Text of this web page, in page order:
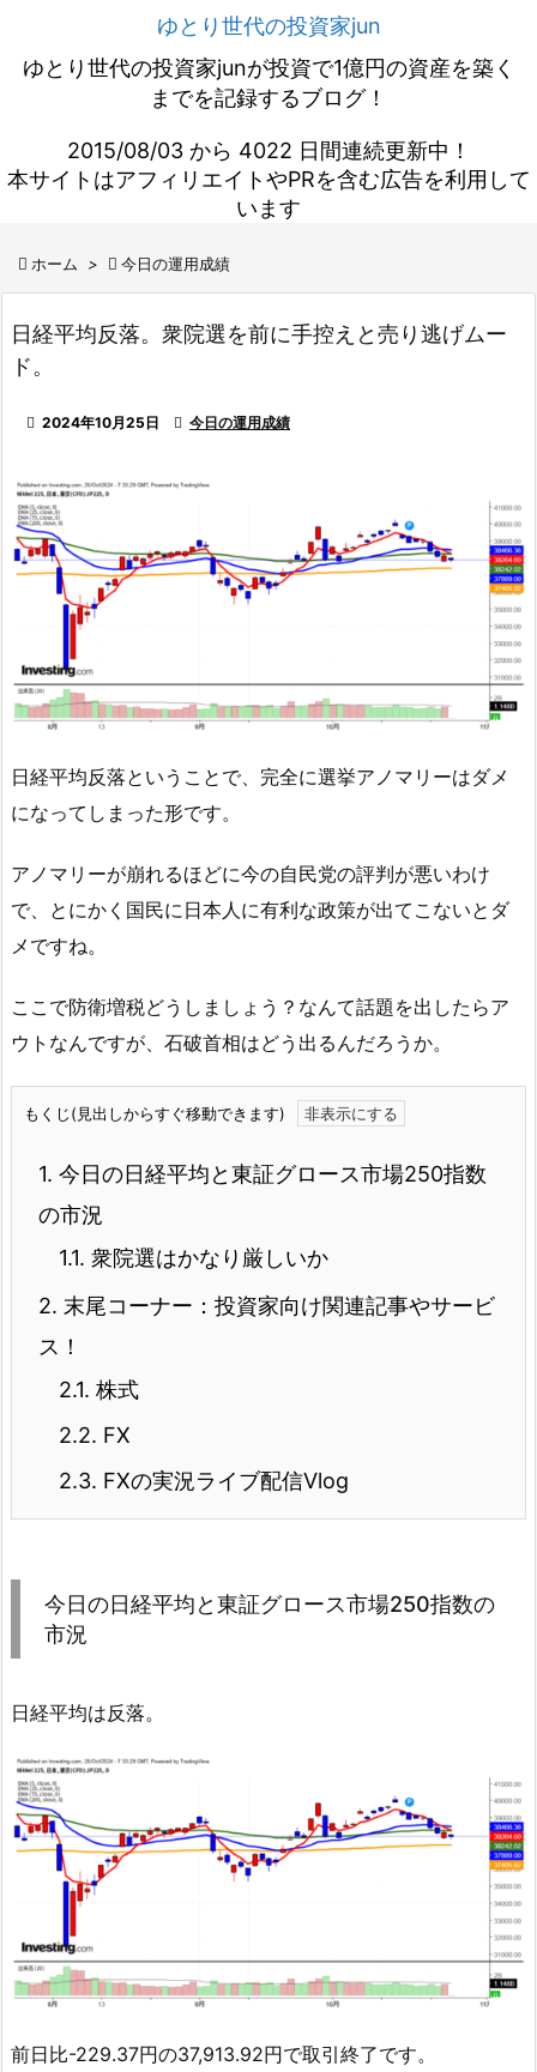
ゆとり世代の投資家jun
ゆとり世代の投資家junが投資で1億円の資産を築く
までを記録するブログ！
2015/08/03 から 4022 日間連続更新中！
本サイトはアフィリエイトやPRを含む広告を利用して
います
 ホーム >  今日の運用成績
日経平均反落。衆院選を前に手控えと売り逃げムー
ド。
 2024年10月25日  今日の運用成績
日経平均反落ということで、完全に選挙アノマリーはダメ
になってしまった形です。
アノマリーが崩れるほどに今の自民党の評判が悪いわけ
で、とにかく国民に日本人に有利な政策が出てこないとダ
メですね。
ここで防衛増税どうしましょう？なんて話題を出したらア
ウトなんですが、石破首相はどう出るんだろうか。
もくじ(見出しからすぐ移動できます)
1. 今日の日経平均と東証グロース市場250指数
の市況
1.1. 衆院選はかなり厳しいか
2. 末尾コーナー：投資家向け関連記事やサービ
ス！
2.1. 株式
2.2. FX
2.3. FXの実況ライブ配信Vlog
今日の日経平均と東証グロース市場250指数の
市況
日経平均は反落。
前日比-229.37円の37,913.92円で取引終了です。